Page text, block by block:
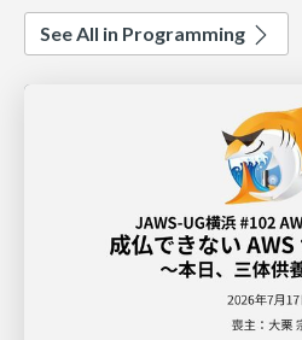
See All in Programming